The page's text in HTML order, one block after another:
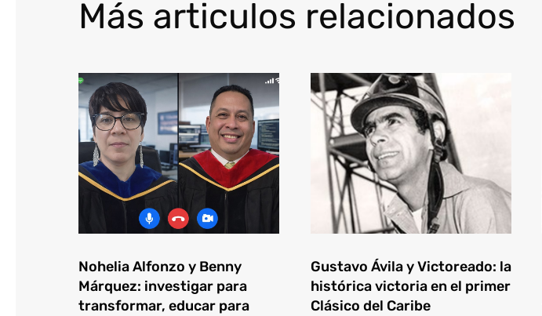
Más articulos relacionados
Nohelia Alfonzo y Benny
Márquez: investigar para
transformar, educar para
Gustavo Ávila y Victoreado: la
histórica victoria en el primer
Clásico del Caribe